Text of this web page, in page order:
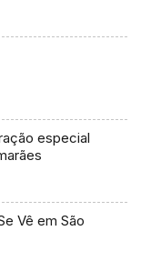
especial
Vê em São